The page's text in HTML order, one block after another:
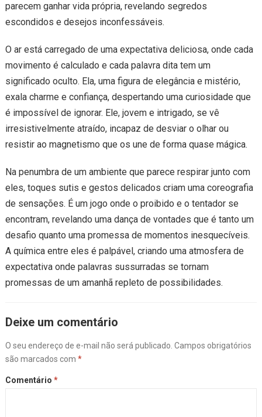
parecem ganhar vida própria, revelando segredos
escondidos e desejos inconfessáveis.
O ar está carregado de uma expectativa deliciosa, onde cada
movimento é calculado e cada palavra dita tem um
significado oculto. Ela, uma figura de elegância e mistério,
exala charme e confiança, despertando uma curiosidade que
é impossível de ignorar. Ele, jovem e intrigado, se vê
irresistivelmente atraído, incapaz de desviar o olhar ou
resistir ao magnetismo que os une de forma quase mágica.
Na penumbra de um ambiente que parece respirar junto com
eles, toques sutis e gestos delicados criam uma coreografia
de sensações. É um jogo onde o proibido e o tentador se
encontram, revelando uma dança de vontades que é tanto um
desafio quanto uma promessa de momentos inesquecíveis.
A química entre eles é palpável, criando uma atmosfera de
expectativa onde palavras sussurradas se tornam
promessas de um amanhã repleto de possibilidades.
Deixe um comentário
O seu endereço de e-mail não será publicado. Campos obrigatórios
são marcados com *
Comentário *